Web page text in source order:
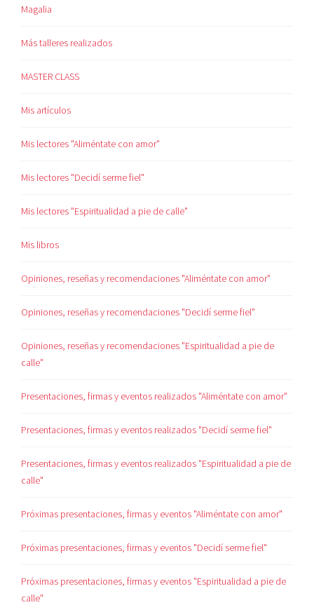
Magalia
Más talleres realizados
MASTER CLASS
Mis artículos
Mis lectores "Aliméntate con amor"
Mis lectores "Decidí serme fiel"
Mis lectores "Espiritualidad a pie de calle"
Mis libros
Opiniones, reseñas y recomendaciones "Aliméntate con amor"
Opiniones, reseñas y recomendaciones "Decidí serme fiel"
Opiniones, reseñas y recomendaciones "Espiritualidad a pie de
calle"
Presentaciones, firmas y eventos realizados "Aliméntate con amor"
Presentaciones, firmas y eventos realizados "Decidí serme fiel"
Presentaciones, firmas y eventos realizados "Espiritualidad a pie de
calle"
Próximas presentaciones, firmas y eventos "Aliméntate con amor"
Próximas presentaciones, firmas y eventos "Decidí serme fiel"
Próximas presentaciones, firmas y eventos "Espiritualidad a pie de
calle"